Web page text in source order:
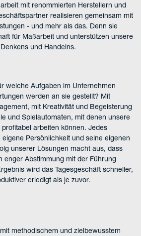
mit renommierten Herstellern und
realisieren gemeinsam mit
- und mehr als das. Denn sie
für Maßarbeit und unterstützen unsere
und Handelns.
welche Aufgaben im Unternehmen
werden an sie gestellt? Mit
mit Kreativität und Begeisterung
und Spielautomaten, mit denen unsere
arbeiten können. Jedes
Persönlichkeit und seine eigenen
unserer Lösungen macht aus, dass
enger Abstimmung mit der Führung
wird das Tagesgeschäft schneller,
erledigt als je zuvor.
methodischem und zielbewusstem